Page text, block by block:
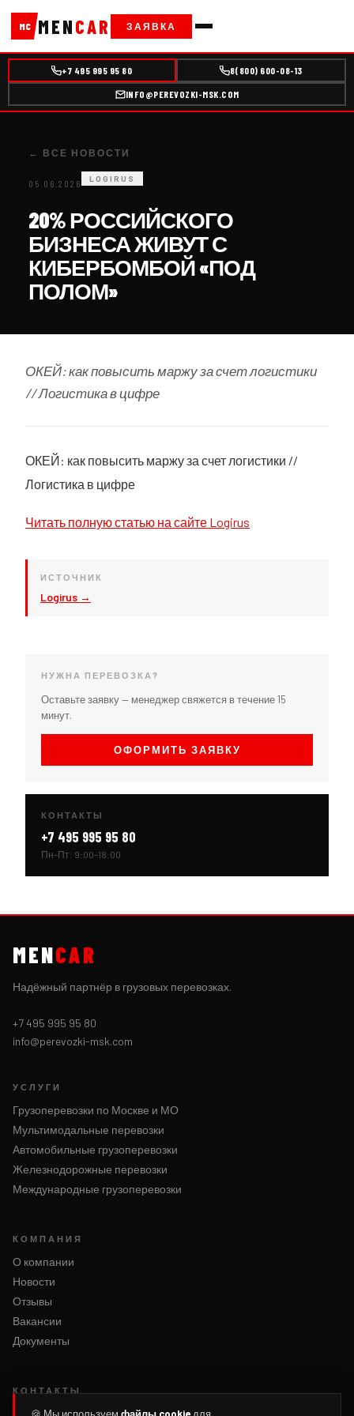
MC MENCAR ЗАЯВКА
+7 495 995 95 80 8(800) 600-08-13
INFO@PEREVOZKI-MSK.COM
← ВСЕ НОВОСТИ
05.06.2026 LOGIRUS
20% РОССИЙСКОГО
БИЗНЕСА ЖИВУТ С
КИБЕРБОМБОЙ «ПОД
ПОЛОМ»
ОКЕЙ: как повысить маржу за счет логистики
// Логистика в цифре
ОКЕЙ: как повысить маржу за счет логистики //
Логистика в цифре
Читать полную статью на сайте Logirus
ИСТОЧНИК
Logirus →
НУЖНА ПЕРЕВОЗКА?
Оставьте заявку — менеджер свяжется в течение 15
минут.
ОФОРМИТЬ ЗАЯВКУ
КОНТАКТЫ
+7 495 995 95 80
Пн–Пт: 9:00–18:00
MENCAR
Надёжный партнёр в грузовых перевозках.
+7 495 995 95 80
info@perevozki-msk.com
УСЛУГИ
Грузоперевозки по Москве и МО
Мультимодальные перевозки
Автомобильные грузоперевозки
Железнодорожные перевозки
Международные грузоперевозки
КОМПАНИЯ
О компании
Новости
Отзывы
Вакансии
Документы
КОНТАКТЫ
Написать нам